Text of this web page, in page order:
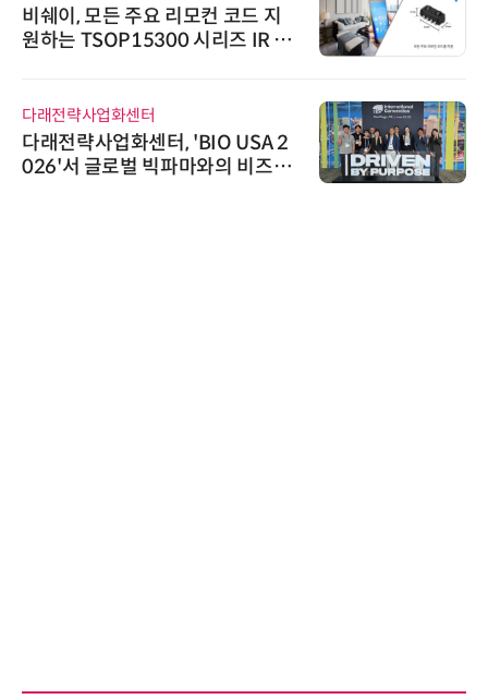
비쉐이, 모든 주요 리모컨 코드 지
원하는 TSOP15300 시리즈 IR 수
다래전략사업화센터
다래전략사업화센터, 'BIO USA 2
026'서 글로벌 빅파마와의 비즈니